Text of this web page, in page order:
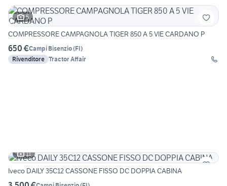
5
COMPRESSORE CAMPAGNOLA TIGER 850 A 5 VIE CARDANO P
650 €Campi Bisenzio(FI)
Rivenditore Tractor Affair
11
Iveco DAILY 35C12 CASSONE FISSO DC DOPPIA CABINA